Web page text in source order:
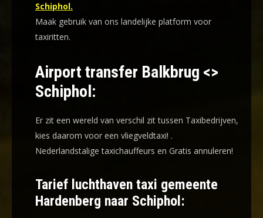
Schiphol.
Maak gebruik van ons landelijke platform voor
taxiritten.
Airport transfer Balkbrug <>
Schiphol:
Er zit een wereld van verschil zit tussen Taxibedrijven,
kies daarom voor een vliegveldtaxi! .
Nederlandstalige taxichauffeurs en Gratis annuleren!
Tarief luchthaven taxi gemeente
Hardenberg naar Schiphol: